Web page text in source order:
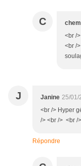
C
<br /
<br /
J Janine 25/01/
<br /> Hyper
/> <br /> <br />
Répondre